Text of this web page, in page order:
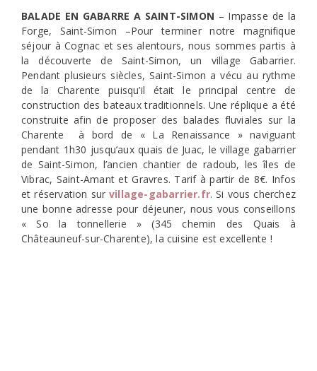
BALADE EN GABARRE A SAINT-SIMON – Impasse de la
Forge, Saint-Simon –Pour terminer notre magnifique
séjour à Cognac et ses alentours, nous sommes partis à
la découverte de Saint-Simon, un village Gabarrier.
Pendant plusieurs siècles, Saint-Simon a vécu au rythme
de la Charente puisqu’il était le principal centre de
construction des bateaux traditionnels. Une réplique a été
construite afin de proposer des balades fluviales sur la
Charente à bord de « La Renaissance » naviguant
pendant 1h30 jusqu’aux quais de Juac, le village gabarrier
de Saint-Simon, l’ancien chantier de radoub, les îles de
Vibrac, Saint-Amant et Gravres. Tarif à partir de 8€. Infos
et réservation survillage-gabarrier.fr. Si vous cherchez
une bonne adresse pour déjeuner, nous vous conseillons
« So la tonnellerie » (345 chemin des Quais à
Châteauneuf-sur-Charente), la cuisine est excellente !